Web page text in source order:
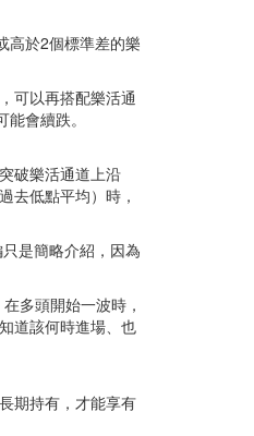
高於2個標準差的樂
可以再搭配樂活通
會續跌。
破樂活通道上沿
去低點平均）時，
是簡略介紹，因為
多頭開始一波時，
道該何時進場、也
期持有，才能享有